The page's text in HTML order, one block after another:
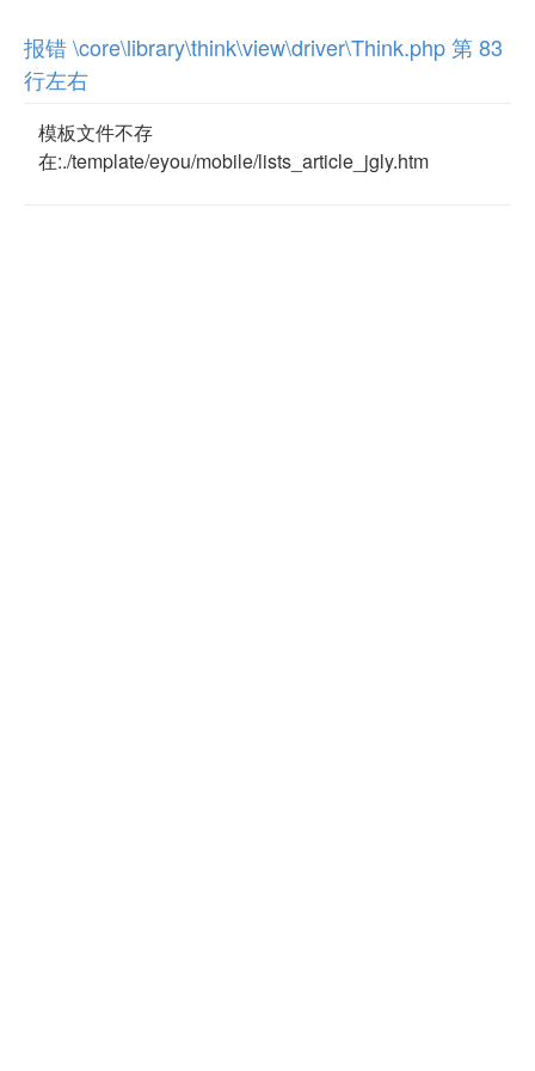
报错 \core\library\think\view\driver\Think.php 第 83
行左右
模板文件不存
在:./template/eyou/mobile/lists_article_jgly.htm